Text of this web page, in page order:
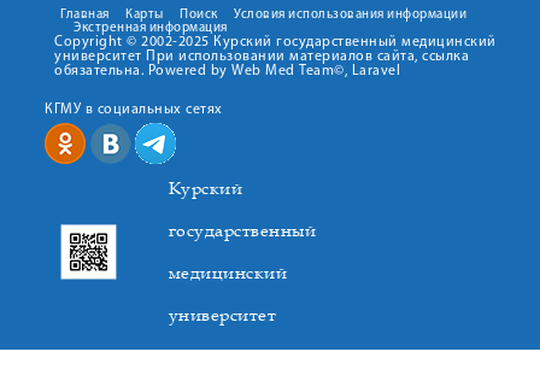
Главная Карты Поиск
Условия использования информации
Экстренная информация
Copyright © 2002-2025 Курский государственный медицинский
университет При использовании материалов сайта, ссылка
обязательна. Powered by Web Med Team©, Laravel
КГМУ в социальных сетях
Курский
государственный
медицинский
университет